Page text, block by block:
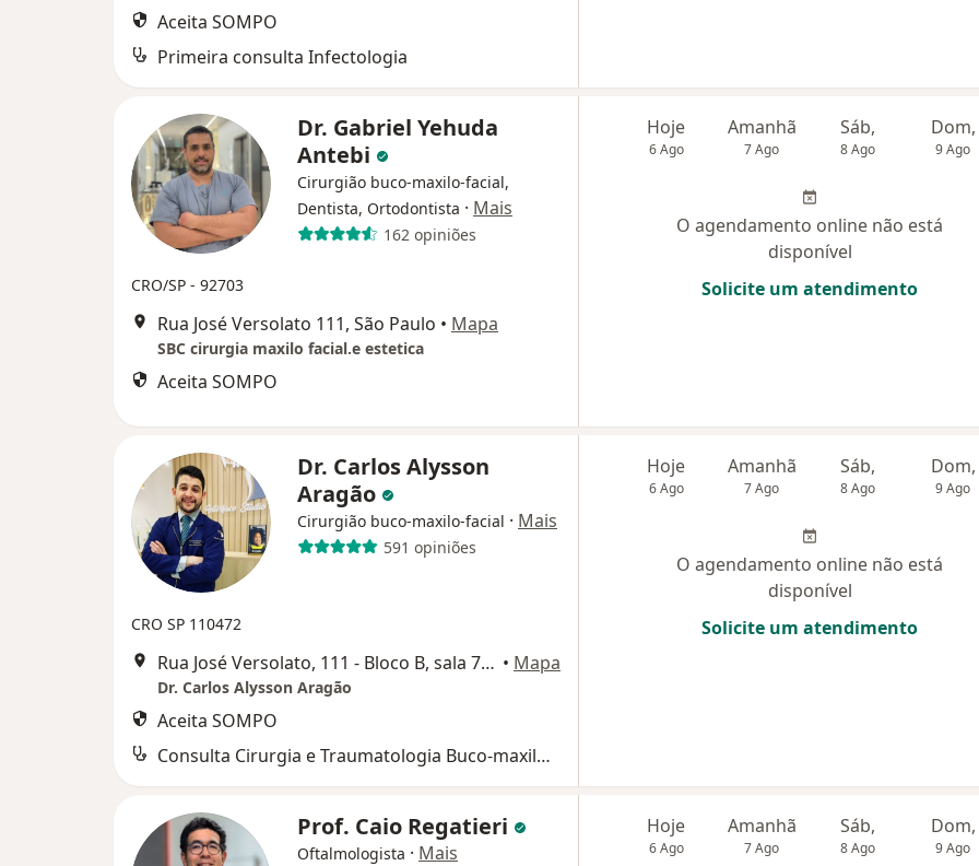
Aceita SOMPO
Primeira consulta Infectologia
Dr. Gabriel Yehuda
Antebi
Cirurgião buco-maxilo-facial,
Dentista, Ortodontista · Mais
162 opiniões
CRO/SP - 92703
Rua José Versolato 111, São Paulo • Mapa
SBC cirurgia maxilo facial.e estetica
Aceita SOMPO
Hoje
6 Ago
Amanhã
7 Ago
Sáb,
8 Ago
Dom,
9 Ago
O agendamento online não está
disponível
Solicite um atendimento
Dr. Carlos Alysson
Aragão
Cirurgião buco-maxilo-facial · Mais
591 opiniões
CRO SP 110472
Rua José Versolato, 111 - Bloco B, sala 715, São Bernardo do Campo • Mapa
Dr. Carlos Alysson Aragão
Aceita SOMPO
Consulta Cirurgia e Traumatologia Buco-maxilo-facial
Hoje
6 Ago
Amanhã
7 Ago
Sáb,
8 Ago
Dom,
9 Ago
O agendamento online não está
disponível
Solicite um atendimento
Prof. Caio Regatieri
Oftalmologista · Mais
Hoje
6 Ago
Amanhã
7 Ago
Sáb,
8 Ago
Dom,
9 Ago